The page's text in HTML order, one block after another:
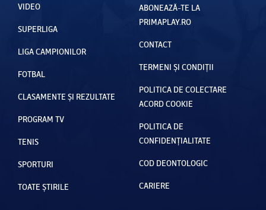
VIDEO
SUPERLIGA
LIGA CAMPIONILOR
FOTBAL
CLASAMENTE ȘI REZULTATE
PROGRAM TV
TENIS
SPORTURI
TOATE ȘTIRILE
ABONEAZĂ-TE LA
PRIMAPLAY.RO
CONTACT
TERMENI ȘI CONDIȚII
POLITICA DE COLECTARE
ACORD COOKIE
POLITICA DE
CONFIDENȚIALITATE
COD DEONTOLOGIC
CARIERE